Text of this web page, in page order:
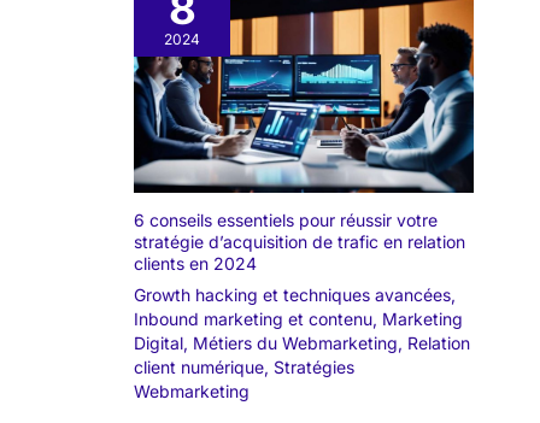
2024
6 conseils essentiels pour réussir votre
stratégie d’acquisition de trafic en relation
clients en 2024
Growth hacking et techniques avancées,
Inbound marketing et contenu, Marketing
Digital, Métiers du Webmarketing, Relation
client numérique, Stratégies
Webmarketing